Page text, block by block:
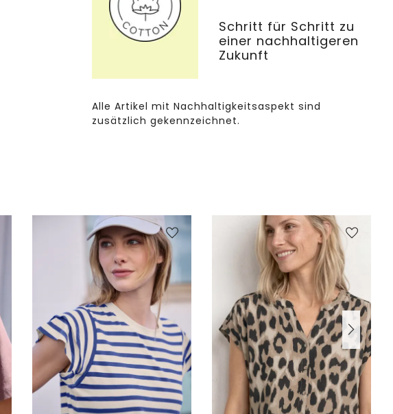
Schritt für Schritt zu
einer nachhaltigeren
Zukunft
Alle Artikel mit Nachhaltigkeitsaspekt sind
zusätzlich gekennzeichnet.